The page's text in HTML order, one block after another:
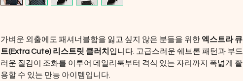
가벼운 외출에도 패셔너블함을 잃고 싶지 않은 분들을 위한 엑스트라 큐
트(Extra Cute) 리스트릿 클러치 입니다. 고급스러운 쉐브론 패턴과 부드
러운 질감이 조화를 이루어 데일리룩부터 격식 있는 자리까지 폭넓게 활
용할 수 있는 만능 아이템입니다.